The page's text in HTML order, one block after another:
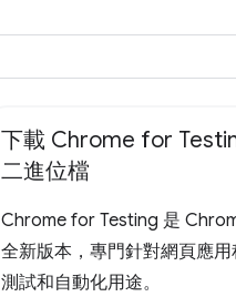
下載 Chrome for
二進位檔
Chrome for Testing 是
全新版本，專門針對網頁應用
測試和自動化用途。